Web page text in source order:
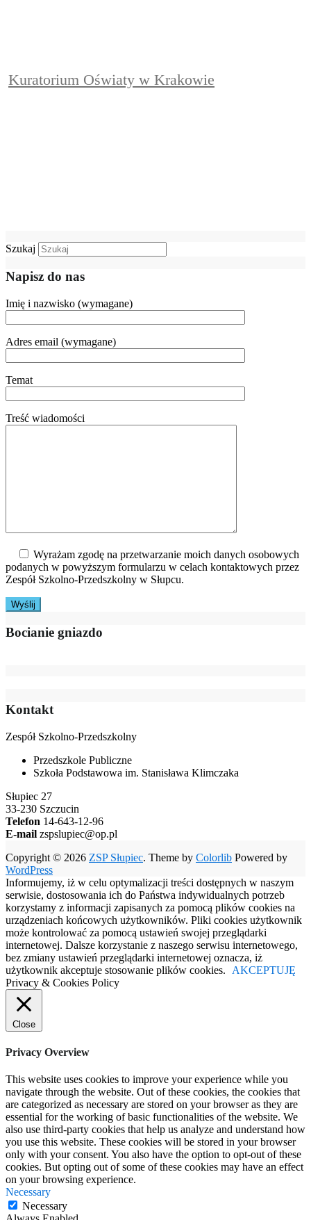
Kuratorium Oświaty w Krakowie
Szukaj
Napisz do nas
Imię i nazwisko (wymagane)
Adres email (wymagane)
Temat
Treść wiadomości
Wyrażam zgodę na przetwarzanie moich danych osobowych
podanych w powyższym formularzu w celach kontaktowych przez
Zespół Szkolno-Przedszkolny w Słupcu.
Bocianie gniazdo
Kontakt
Zespół Szkolno-Przedszkolny
Przedszkole Publiczne
Szkoła Podstawowa im. Stanisława Klimczaka
Słupiec 27
33-230 Szczucin
Telefon 14-643-12-96
E-mail zspslupiec@op.pl
Copyright © 2026 ZSP Słupiec. Theme by Colorlib Powered by
WordPress
Informujemy, iż w celu optymalizacji treści dostępnych w naszym
serwisie, dostosowania ich do Państwa indywidualnych potrzeb
korzystamy z informacji zapisanych za pomocą plików cookies na
urządzeniach końcowych użytkowników. Pliki cookies użytkownik
może kontrolować za pomocą ustawień swojej przeglądarki
internetowej. Dalsze korzystanie z naszego serwisu internetowego,
bez zmiany ustawień przeglądarki internetowej oznacza, iż
użytkownik akceptuje stosowanie plików cookies.
AKCEPTUJĘ
Privacy & Cookies Policy
Close
Privacy Overview
This website uses cookies to improve your experience while you
navigate through the website. Out of these cookies, the cookies that
are categorized as necessary are stored on your browser as they are
essential for the working of basic functionalities of the website. We
also use third-party cookies that help us analyze and understand how
you use this website. These cookies will be stored in your browser
only with your consent. You also have the option to opt-out of these
cookies. But opting out of some of these cookies may have an effect
on your browsing experience.
Necessary
Necessary